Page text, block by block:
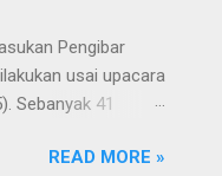
Pengibar
usai upacara
Sebanyak 41
READ MORE »